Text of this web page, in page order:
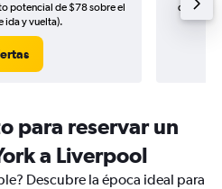
potencial de $78 sobre el
ida y vuelta).
de
para reservar un
a Liverpool
Descubre la época ideal para